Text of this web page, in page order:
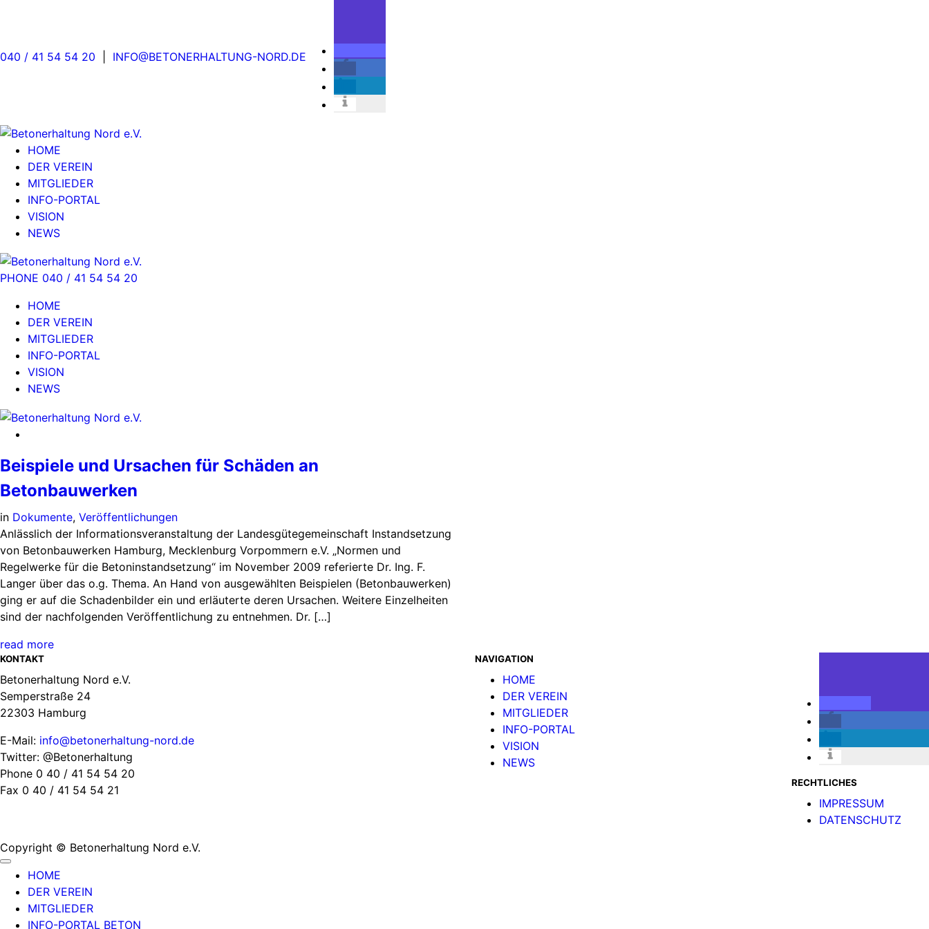
040 / 41 54 54 20 INFO@BETONERHALTUNG-NORD.DE
HOME
DER VEREIN
MITGLIEDER
INFO-PORTAL
VISION
NEWS
PHONE 040 / 41 54 54 20
HOME
DER VEREIN
MITGLIEDER
INFO-PORTAL
VISION
NEWS
Beispiele und Ursachen für Schäden an
Betonbauwerken
in Dokumente, Veröffentlichungen
Anlässlich der Informationsveranstaltung der Landesgütegemeinschaft Instandsetzung
von Betonbauwerken Hamburg, Mecklenburg Vorpommern e.V. „Normen und
Regelwerke für die Betoninstandsetzung“ im November 2009 referierte Dr. Ing. F.
Langer über das o.g. Thema. An Hand von ausgewählten Beispielen (Betonbauwerken)
ging er auf die Schadenbilder ein und erläuterte deren Ursachen. Weitere Einzelheiten
sind der nachfolgenden Veröffentlichung zu entnehmen. Dr. […]
read more
KONTAKT
Betonerhaltung Nord e.V.
Semperstraße 24
22303 Hamburg
E-Mail: info@betonerhaltung-nord.de
Twitter: @Betonerhaltung
Phone 0 40 / 41 54 54 20
Fax 0 40 / 41 54 54 21
NAVIGATION
HOME
DER VEREIN
MITGLIEDER
INFO-PORTAL
VISION
NEWS
RECHTLICHES
IMPRESSUM
DATENSCHUTZ
Copyright © Betonerhaltung Nord e.V.
HOME
DER VEREIN
MITGLIEDER
INFO-PORTAL BETON